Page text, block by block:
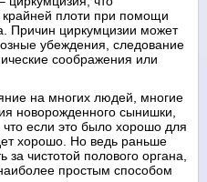
крайней плоти при помощи
Причин циркумцизии может
убеждения, следование
соображения или
на многих людей, многие
новорожденного сынишки,
если это было хорошо для
хорошо. Но ведь раньше
чистотой полового органа,
простым способом